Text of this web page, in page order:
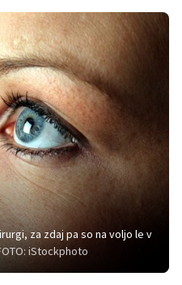
za zdaj pa so na voljo le v
iStockphoto